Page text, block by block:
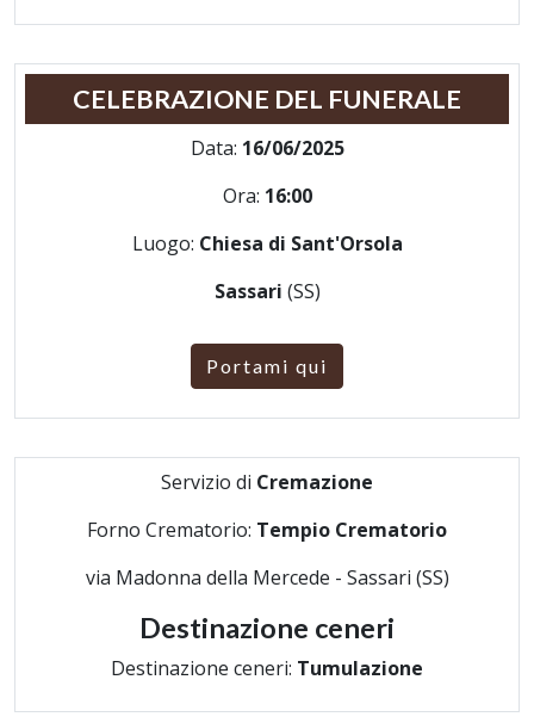
CELEBRAZIONE DEL FUNERALE
Data: 16/06/2025
Ora: 16:00
Luogo: Chiesa di Sant'Orsola
Sassari (SS)
Portami qui
Servizio di Cremazione
Forno Crematorio: Tempio Crematorio
via Madonna della Mercede - Sassari (SS)
Destinazione ceneri
Destinazione ceneri: Tumulazione